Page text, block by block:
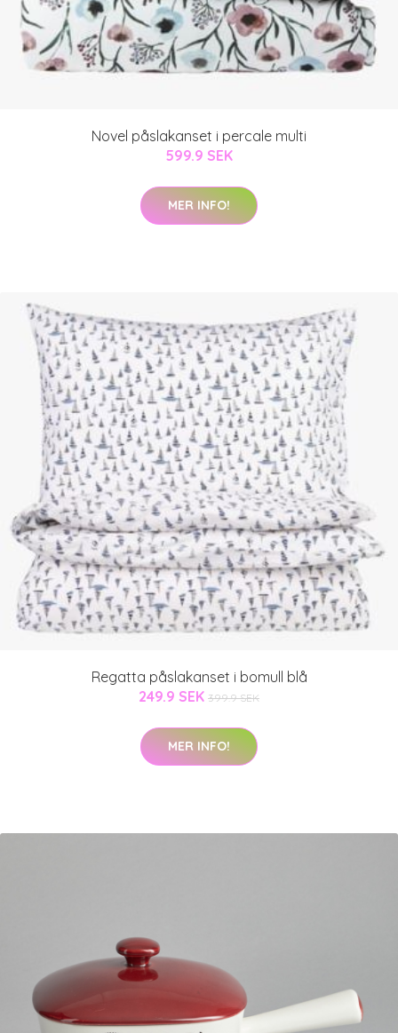
Novel påslakanset i percale multi
599.9 SEK
MER INFO!
Regatta påslakanset i bomull blå
249.9 SEK 399.9 SEK
MER INFO!